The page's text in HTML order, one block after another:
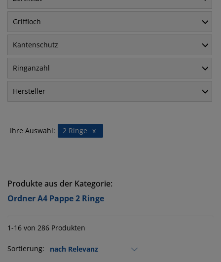
Griffloch
Kantenschutz
Ringanzahl
Hersteller
Ihre Auswahl: x
2 Ringe
Produkte aus der Kategorie:
Ordner A4 Pappe 2 Ringe
1-16 von 286 Produkten
Sortierung: